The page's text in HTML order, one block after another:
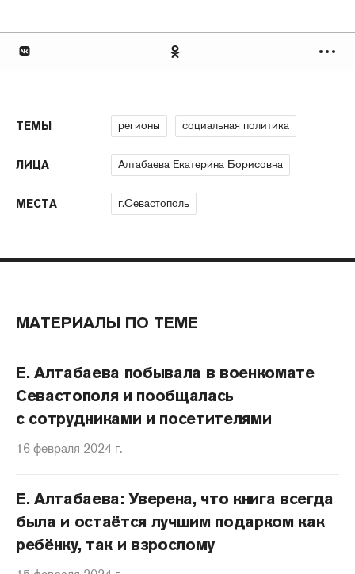
ТЕМЫ регионы социальная политика
ЛИЦА Алтабаева Екатерина Борисовна
МЕСТА г.Севастополь
МАТЕРИАЛЫ ПО ТЕМЕ
Е. Алтабаева побывала в военкомате
Севастополя и пообщалась
с сотрудниками и посетителями
16 февраля 2024 г.
Е. Алтабаева: Уверена, что книга всегда
была и остаётся лучшим подарком как
ребёнку, так и взрослому